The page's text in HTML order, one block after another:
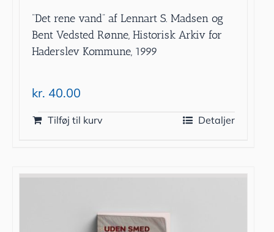
”Det rene vand” af Lennart S. Madsen og
Bent Vedsted Rønne, Historisk Arkiv for
Haderslev Kommune, 1999
kr. 40.00
Tilføj til kurv Detaljer